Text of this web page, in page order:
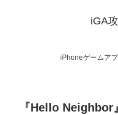
iGA
iPhoneゲームア
『Hello Neighbor